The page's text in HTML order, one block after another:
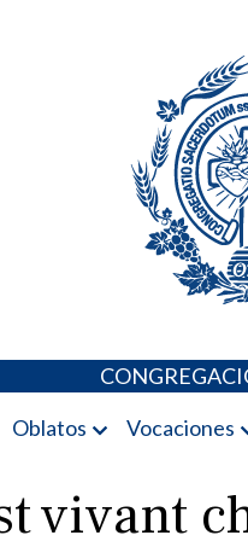
Oblatos Vocaciones
vivant